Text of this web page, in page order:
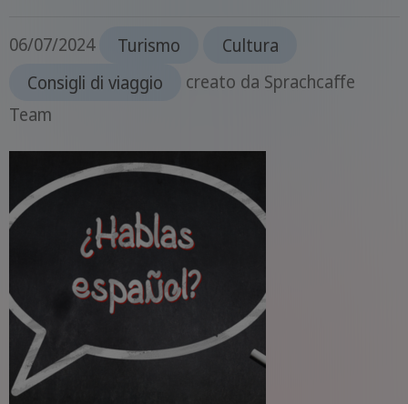
06/07/2024 Turismo
Cultura
Consigli di viaggio
creato da Sprachcaffe
Team